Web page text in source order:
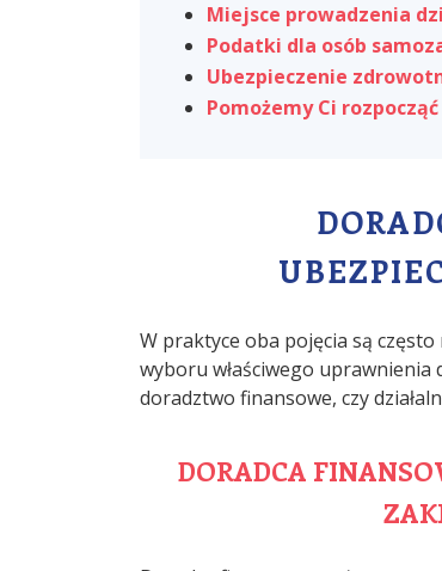
Miejsce prowadzenia
Podatki dla osób
Ubezpieczenie
Pomożemy Ci
W praktyce oba pojęcia są
wyboru właściwego uprawnienia
doradztwo finansowe, czy
DORADCA